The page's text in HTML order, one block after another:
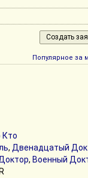
Популярное за
Кто
, Двенадцатый
, Военный